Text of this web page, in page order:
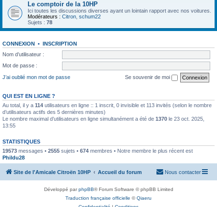
Le comptoir de la 10HP
Ici toutes les discussions diverses ayant un lointain rapport avec nos voitures.
Modérateurs : Citron schum22
Sujets : 78
CONNEXION • INSCRIPTION
Nom d’utilisateur :
Mot de passe :
J’ai oublié mon mot de passe
Se souvenir de moi
QUI EST EN LIGNE ?
Au total, il y a 114 utilisateurs en ligne :: 1 inscrit, 0 invisible et 113 invités (selon le nombre
d’utilisateurs actifs des 5 dernières minutes)
Le nombre maximal d’utilisateurs en ligne simultanément a été de 1370 le 23 oct. 2025,
13:55
STATISTIQUES
19573 messages • 2555 sujets • 674 membres • Notre membre le plus récent est
Phildu28
Site de l'Amicale Citroën 10HP Accueil du forum Nous contacter
Développé parphpBB® Forum Software © phpBB Limited
Traduction française officielle ©Qiaeru